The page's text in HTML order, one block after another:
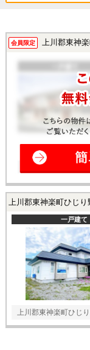
会員限定 上川郡東神
上川郡東神楽町ひじ
一戸建て
上川郡東神楽町ひじ